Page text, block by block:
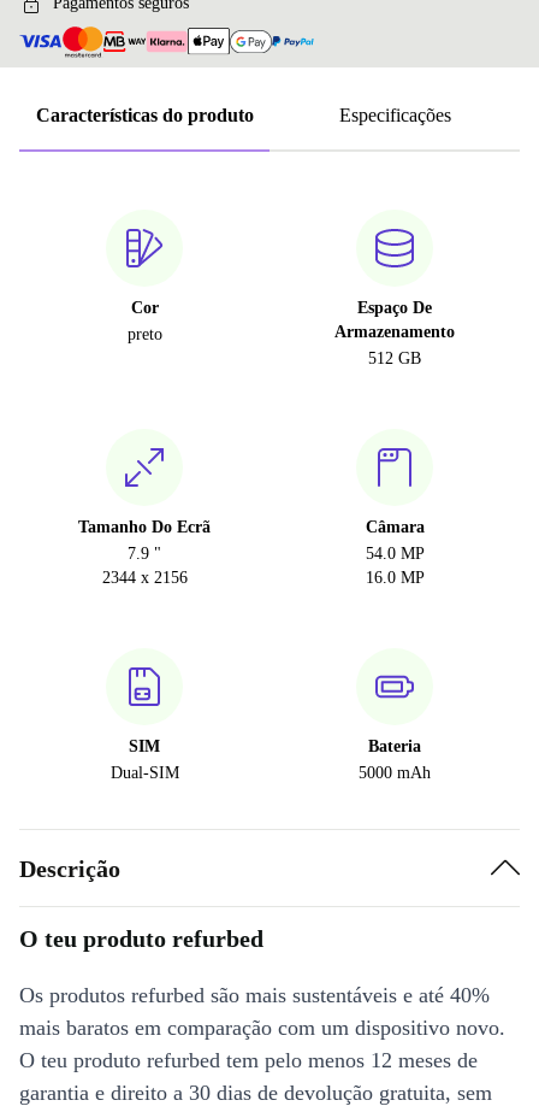
Características do produto Especificações
Cor
preto
Espaço De
Armazenamento
512 GB
Tamanho Do Ecrã
7.9 "
2344 x 2156
Câmara
54.0 MP
16.0 MP
SIM
Dual-SIM
Bateria
5000 mAh
Descrição
O teu produto refurbed
Os produtos refurbed são mais sustentáveis e até 40%
mais baratos em comparação com um dispositivo novo.
O teu produto refurbed tem pelo menos 12 meses de
garantia e direito a 30 dias de devolução gratuita, sem